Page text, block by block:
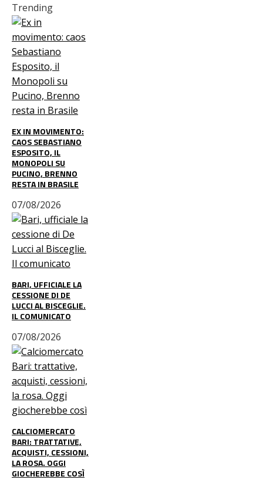
Trending
EX IN MOVIMENTO:
CAOS SEBASTIANO
ESPOSITO, IL
MONOPOLI SU
PUCINO, BRENNO
RESTA IN BRASILE
07/08/2026
BARI, UFFICIALE LA
CESSIONE DI DE
LUCCI AL BISCEGLIE.
IL COMUNICATO
07/08/2026
CALCIOMERCATO
BARI: TRATTATIVE,
ACQUISTI, CESSIONI,
LA ROSA. OGGI
GIOCHEREBBE COSÌ